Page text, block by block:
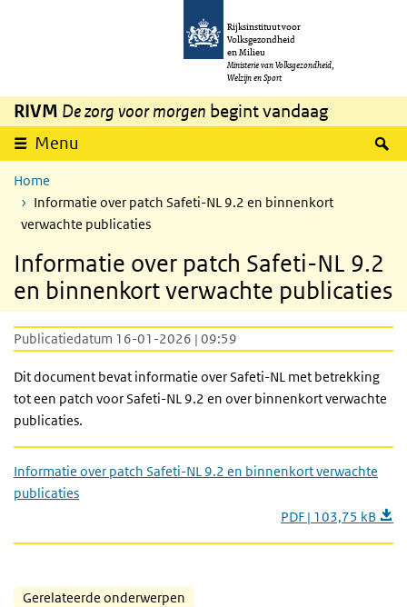
Overslaan en naar de inhoud gaan
Rijksinstituut voor
Volksgezondheid
en Milieu
Ministerie van Volksgezondheid,
Welzijn en Sport
RIVM De zorg voor morgen begint vandaag
Menu
Home
Informatie over patch Safeti-NL 9.2 en binnenkort
verwachte publicaties
Informatie over patch Safeti-NL 9.2
en binnenkort verwachte publicaties
Publicatiedatum 16-01-2026 | 09:59
Dit document bevat informatie over Safeti-NL met betrekking
tot een patch voor Safeti-NL 9.2 en over binnenkort verwachte
publicaties.
Informatie over patch Safeti-NL 9.2 en binnenkort verwachte
publicaties
PDF | 103,75 kB
Gerelateerde onderwerpen